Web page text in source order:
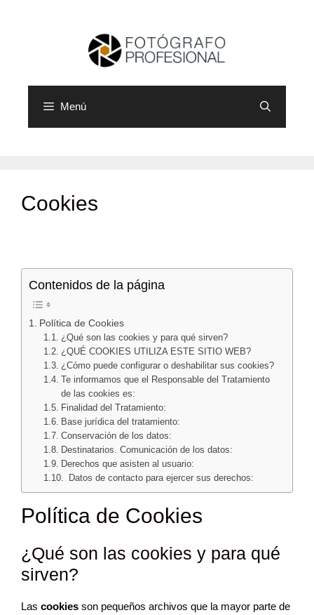
Menú
Cookies
Contenidos de la página
Política de Cookies
¿Qué son las cookies y para qué sirven?
¿QUÉ COOKIES UTILIZA ESTE SITIO WEB?
¿Cómo puede configurar o deshabilitar sus cookies?
Te informamos que el Responsable del Tratamiento
de las cookies es:
Finalidad del Tratamiento:
Base jurídica del tratamiento:
Conservación de los datos:
Destinatarios. Comunicación de los datos:
Derechos que asisten al usuario:
Datos de contacto para ejercer sus derechos:
Política de Cookies
¿Qué son las cookies y para qué
sirven?
Las cookies son pequeños archivos que la mayor parte de